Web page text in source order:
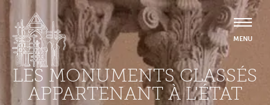
LES MONUMENTS CLASSÉS
APPARTENANT À L'ÉTAT